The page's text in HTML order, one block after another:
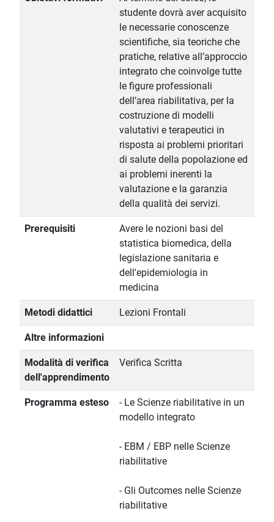
studente dovrà aver acquisito
le necessarie conoscenze
scientifiche, sia teoriche che
pratiche, relative all’approccio
integrato che coinvolge tutte
le figure professionali
dell’area riabilitativa, per la
costruzione di modelli
valutativi e terapeutici in
risposta ai problemi prioritari
di salute della popolazione ed
ai problemi inerenti la
valutazione e la garanzia
della qualità dei servizi.
Prerequisiti
Avere le nozioni basi del
statistica biomedica, della
legislazione sanitaria e
dell'epidemiologia in
medicina
Metodi didattici Lezioni Frontali
Altre informazioni
Modalità di verifica
dell'apprendimento
Verifica Scritta
Programma esteso
- Le Scienze riabilitative in un
modello integrato
- EBM / EBP nelle Scienze
riabilitative
- Gli Outcomes nelle Scienze
riabilitative